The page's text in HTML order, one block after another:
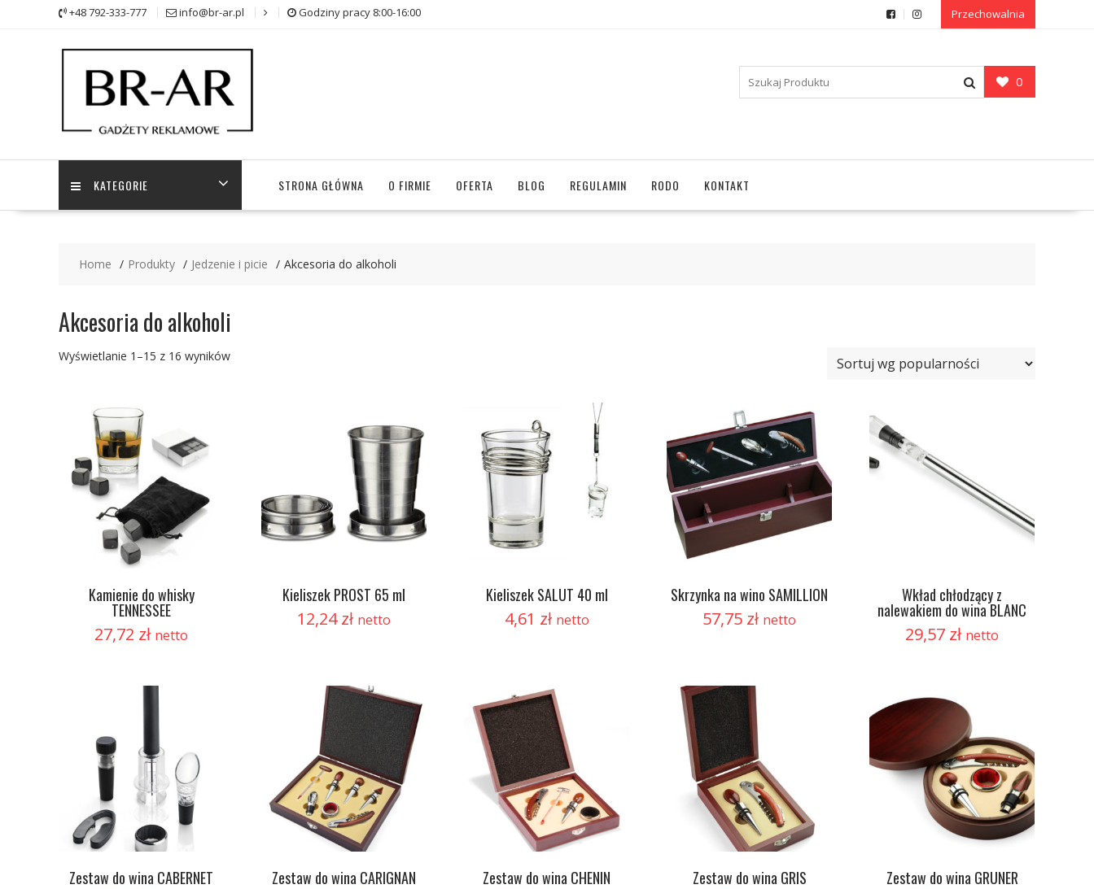
+48 792-333-777 info@br-ar.pl Godziny pracy 8:00-16:00 Przechowalnia
0
KATEGORIE STRONA GŁÓWNA O FIRMIE OFERTA BLOG REGULAMIN RODO KONTAKT
Home Produkty Jedzenie i picie Akcesoria do alkoholi
Akcesoria do alkoholi
Wyświetlanie 1–15 z 16 wyników
Kamienie do whisky
TENNESSEE
27,72 zł netto
Kieliszek PROST 65 ml
12,24zł netto
Kieliszek SALUT 40 ml
4,61 zł netto
Skrzynka na wino SAMILLION
57,75 zł netto
Wkład chłodzący z
nalewakiem do wina BLANC
29,57 zł netto
Zestaw do wina CABERNET Zestaw do wina CARIGNAN Zestaw do wina CHENIN Zestaw do wina GRIS Zestaw do wina GRUNER